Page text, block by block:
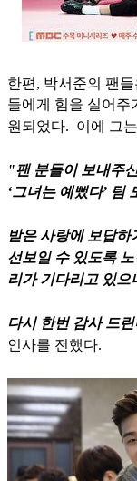
한편, 박서준의 팬
들에게 힘을 실어주
원되었다. 이에 그는
"팬 분들이 보내주
‘그녀는 예뻤다’ 팀
받은 사랑에 보답하
선보일 수 있도록
리가 기다리고 있으
다시 한번 감사 드린
인사를 전했다.